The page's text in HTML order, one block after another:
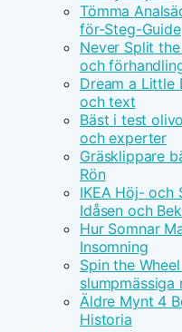
Tömma
för-Steg-Guide
Never Split
och
Dream a Little
och text
Bäst i test
och experter
Gräsklippare
Rön
IKEA Höj- och
Idåsen och
Hur Somnar
Insomning
Spin the
slumpmässiga
Äldre Mynt 4
Historia